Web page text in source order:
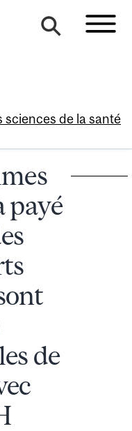
sciences de la santé
payé
de